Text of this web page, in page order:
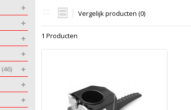
Vergelijk producten (0)
1 Producten
(46)